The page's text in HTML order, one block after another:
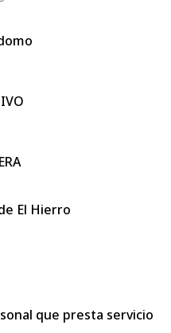
El Hierro
que presta servicio